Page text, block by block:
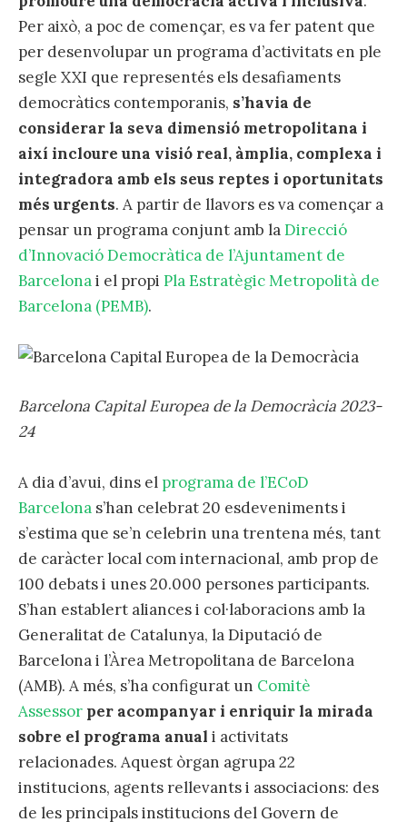
Per això, a poc de començar, es va fer patent que
per desenvolupar un programa d’activitats en ple
segle XXI que representés els desafiaments
democràtics contemporanis, s’havia de
considerar la seva dimensió metropolitana i
així incloure una visió real, àmplia, complexa i
integradora amb els seus reptes i oportunitats
més urgents. A partir de llavors es va començar a
pensar un programa conjunt amb laDirecció
d’Innovació Democràtica de l’Ajuntament de
Barcelonai el propi Pla Estratègic Metropolità de
Barcelona (PEMB).
Barcelona Capital Europea de la Democràcia 2023-
24
A dia d’avui, dins el programa de l’ECoD
Barcelona s’han celebrat 20 esdeveniments i
s’estima que se’n celebrin una trentena més, tant
de caràcter local com internacional, amb prop de
100 debats i unes 20.000 persones participants.
S’han establert aliances i col·laboracions amb la
Generalitat de Catalunya, la Diputació de
Barcelona i l’Àrea Metropolitana de Barcelona
(AMB). A més, s’ha configurat un Comitè
Assessor per acompanyar i enriquir la mirada
sobre el programa anual i activitats
relacionades. Aquest òrgan agrupa 22
institucions, agents rellevants i associacions: des
de les principals institucions del Govern de